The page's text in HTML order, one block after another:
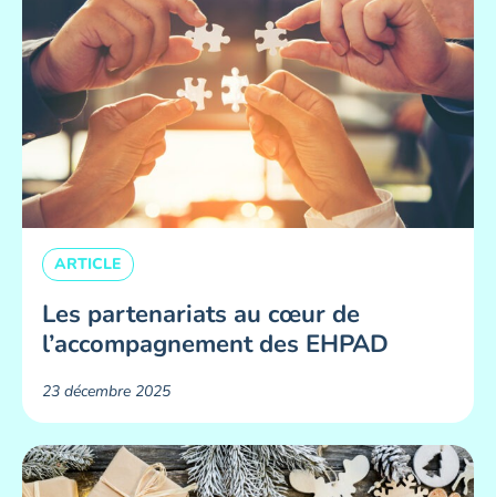
ARTICLE
Les partenariats au cœur de
l’accompagnement des EHPAD
23 décembre 2025